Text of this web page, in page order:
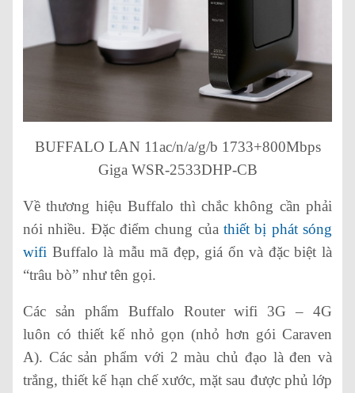
BUFFALO LAN 11ac/n/a/g/b 1733+800Mbps
Giga WSR-2533DHP-CB
Về thương hiệu Buffalo thì chắc không cần phải
nói nhiều. Đặc điểm chung của thiết bị phát sóng
wifi Buffalo là mẫu mã đẹp, giá ổn và đặc biệt là
“trâu bò” như tên gọi.
Các sản phẩm Buffalo Router wifi 3G – 4G
luôn có thiết kế nhỏ gọn (nhỏ hơn gói Caraven
A). Các sản phẩm với 2 màu chủ đạo là đen và
trắng, thiết kế hạn chế xước, mặt sau được phủ lớp